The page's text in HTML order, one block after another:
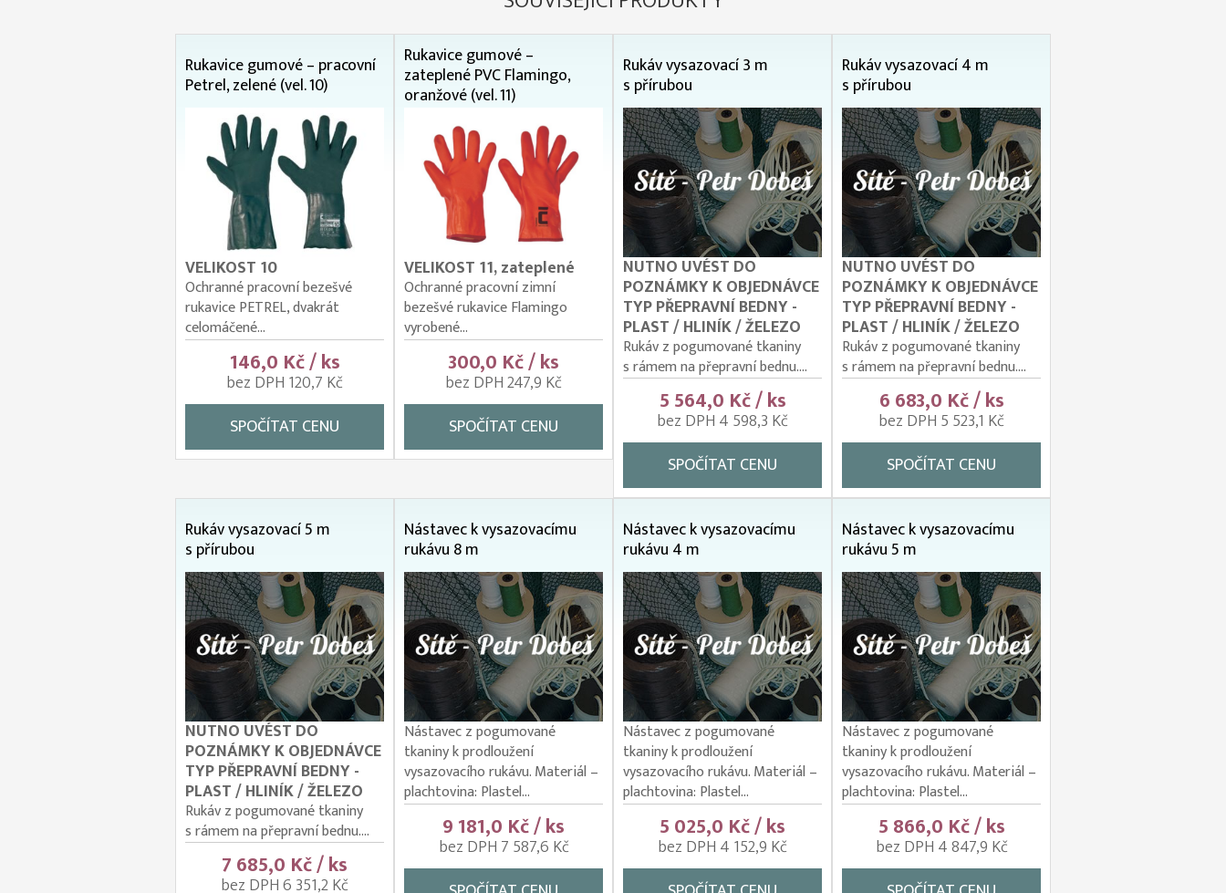
Rukavice gumové – pracovní
Petrel, zelené (vel. 10)
VELIKOST 10
Ochranné pracovní bezešvé
rukavice PETREL, dvakrát
celomáčené...
146,0 Kč / ks
bez DPH 120,7 Kč
SPOČÍTAT CENU
Rukavice gumové –
zateplené PVC Flamingo,
oranžové (vel. 11)
VELIKOST 11, zateplené
Ochranné pracovní zimní
bezešvé rukavice Flamingo
vyrobené...
300,0 Kč / ks
bez DPH 247,9 Kč
SPOČÍTAT CENU
Rukáv vysazovací 3 m
s přírubou
NUTNO UVÉST DO
POZNÁMKY K OBJEDNÁVCE
TYP PŘEPRAVNÍ BEDNY -
PLAST / HLINÍK / ŽELEZO
Rukáv z pogumované tkaniny
s rámem na přepravní bednu....
5 564,0 Kč / ks
bez DPH 4 598,3 Kč
SPOČÍTAT CENU
Rukáv vysazovací 4 m
s přírubou
NUTNO UVÉST DO
POZNÁMKY K OBJEDNÁVCE
TYP PŘEPRAVNÍ BEDNY -
PLAST / HLINÍK / ŽELEZO
Rukáv z pogumované tkaniny
s rámem na přepravní bednu....
6 683,0 Kč / ks
bez DPH 5 523,1 Kč
SPOČÍTAT CENU
Rukáv vysazovací 5 m
s přírubou
NUTNO UVÉST DO
POZNÁMKY K OBJEDNÁVCE
TYP PŘEPRAVNÍ BEDNY -
PLAST / HLINÍK / ŽELEZO
Rukáv z pogumované tkaniny
s rámem na přepravní bednu....
7 685,0 Kč / ks
bez DPH 6 351,2 Kč
Nástavec k vysazovacímu
rukávu 8 m
Nástavec z pogumované
tkaniny k prodloužení
vysazovacího rukávu. Materiál –
plachtovina: Plastel...
9 181,0 Kč / ks
bez DPH 7 587,6 Kč
Nástavec k vysazovacímu
rukávu 4 m
Nástavec z pogumované
tkaniny k prodloužení
vysazovacího rukávu. Materiál –
plachtovina: Plastel...
5 025,0 Kč / ks
bez DPH 4 152,9 Kč
Nástavec k vysazovacímu
rukávu 5 m
Nástavec z pogumované
tkaniny k prodloužení
vysazovacího rukávu. Materiál –
plachtovina: Plastel...
5 866,0 Kč / ks
bez DPH 4 847,9 Kč